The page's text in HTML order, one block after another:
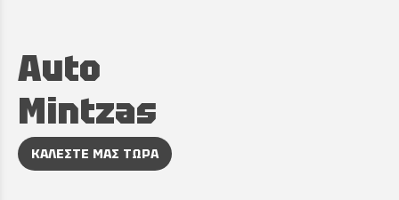
Auto
Mintzas
ΚΑΛΕΣΤΕ ΜΑΣ ΤΩΡΑ